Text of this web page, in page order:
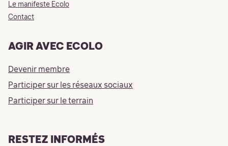
Le manifeste Ecolo
Contact
AGIR AVEC ECOLO
Devenir membre
Participer sur les réseaux sociaux
Participer sur le terrain
RESTEZ INFORMÉS